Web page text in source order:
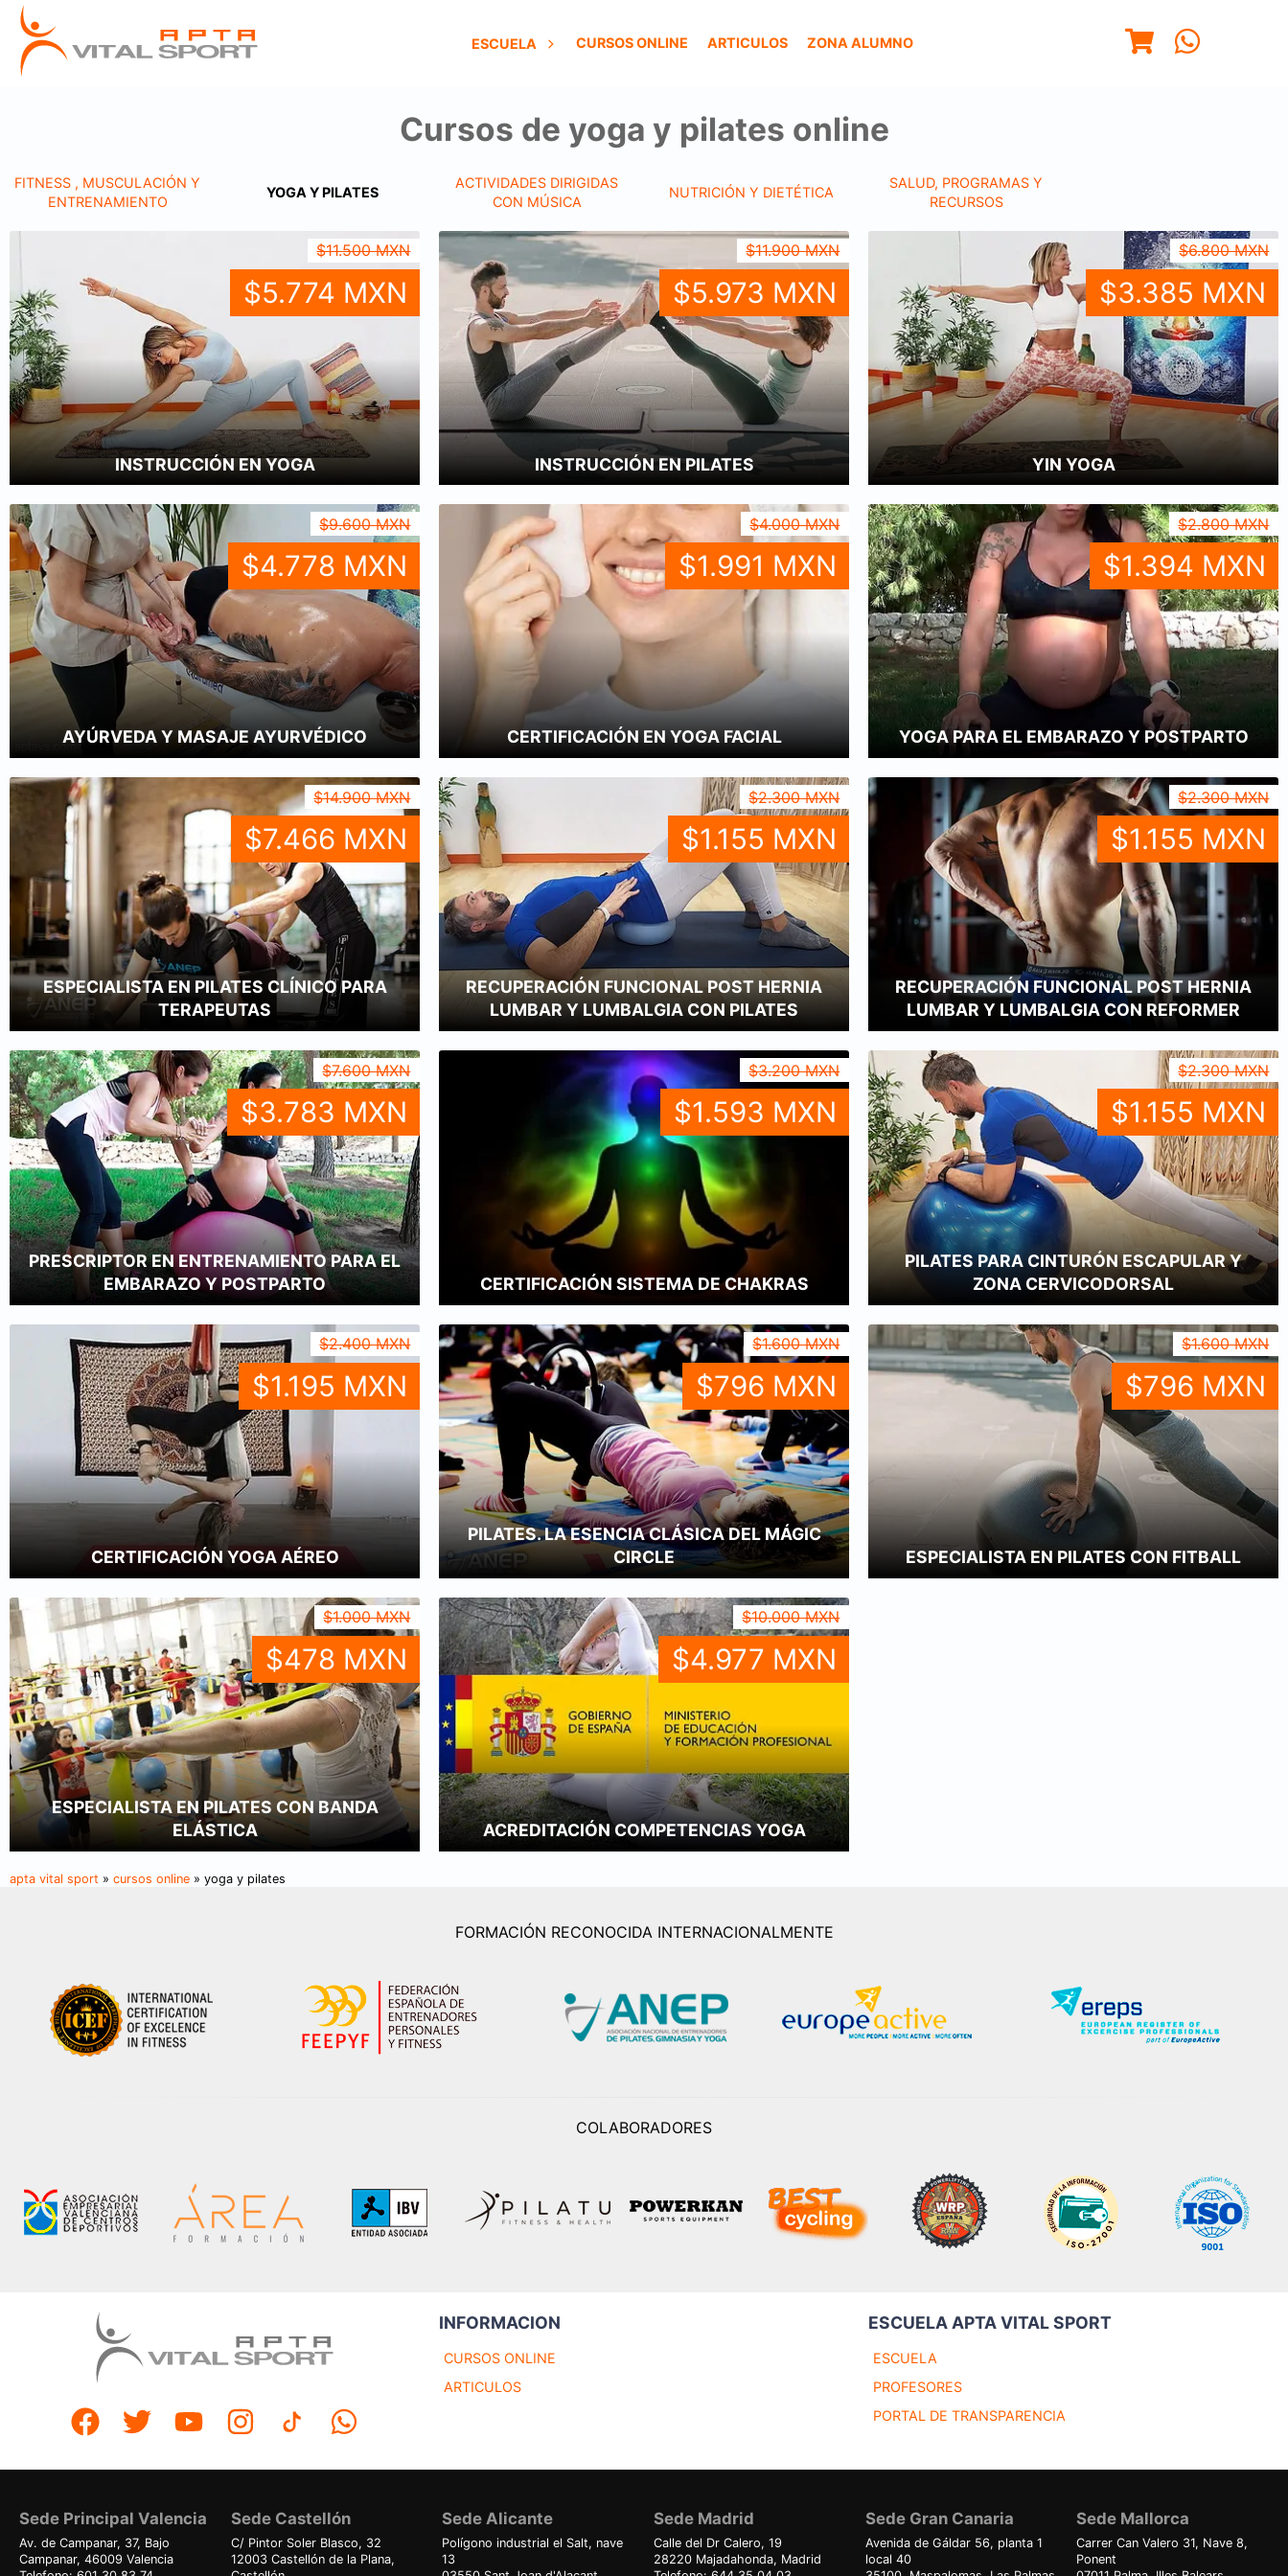
ESCUELA CURSOS ONLINE ARTICULOS ZONA ALUMNO
Cursos de yoga y pilates online
FITNESS , MUSCULACIÓN Y
ENTRENAMIENTO
YOGA Y PILATES
ACTIVIDADES DIRIGIDAS
CON MÚSICA
NUTRICIÓN Y DIETÉTICA
SALUD, PROGRAMAS Y
RECURSOS
INSTRUCCIÓN EN YOGA
$5.774 MXN
$11.500 MXN
INSTRUCCIÓN EN PILATES
$5.973 MXN
$11.900 MXN
YIN YOGA
$3.385 MXN
$6.800 MXN
AYÚRVEDA Y MASAJE AYURVÉDICO
$4.778 MXN
$9.600 MXN
CERTIFICACIÓN EN YOGA FACIAL
$1.991 MXN
$4.000 MXN
YOGA PARA EL EMBARAZO Y POSTPARTO
$1.394 MXN
$2.800 MXN
ESPECIALISTA EN PILATES CLÍNICO PARA
TERAPEUTAS
$7.466 MXN
$14.900 MXN
RECUPERACIÓN FUNCIONAL POST HERNIA
LUMBAR Y LUMBALGIA CON PILATES
$1.155 MXN
$2.300 MXN
RECUPERACIÓN FUNCIONAL POST HERNIA
LUMBAR Y LUMBALGIA CON REFORMER
$1.155 MXN
$2.300 MXN
PRESCRIPTOR EN ENTRENAMIENTO PARA EL
EMBARAZO Y POSTPARTO
$3.783 MXN
$7.600 MXN
CERTIFICACIÓN SISTEMA DE CHAKRAS
$1.593 MXN
$3.200 MXN
PILATES PARA CINTURÓN ESCAPULAR Y
ZONA CERVICODORSAL
$1.155 MXN
$2.300 MXN
CERTIFICACIÓN YOGA AÉREO
$1.195 MXN
$2.400 MXN
PILATES. LA ESENCIA CLÁSICA DEL MÁGIC
CIRCLE
$796 MXN
$1.600 MXN
ESPECIALISTA EN PILATES CON FITBALL
$796 MXN
$1.600 MXN
ESPECIALISTA EN PILATES CON BANDA
ELÁSTICA
$478 MXN
$1.000 MXN
ACREDITACIÓN COMPETENCIAS YOGA
$4.977 MXN
$10.000 MXN
apta vital sport » cursos online » yoga y pilates
FORMACIÓN RECONOCIDA INTERNACIONALMENTE
COLABORADORES
INFORMACION
CURSOS ONLINE
ARTICULOS
ESCUELA APTA VITAL SPORT
ESCUELA
PROFESORES
PORTAL DE TRANSPARENCIA
Sede Principal Valencia
Av. de Campanar, 37, Bajo
Campanar, 46009 Valencia
Sede Castellón
C/ Pintor Soler Blasco, 32
12003 Castellón de la Plana,
Sede Alicante
Polígono industrial el Salt, nave
13
Sede Madrid
Calle del Dr Calero, 19
28220 Majadahonda, Madrid
Sede Gran Canaria
Avenida de Gáldar 56, planta 1
local 40
Sede Mallorca
Carrer Can Valero 31, Nave 8,
Ponent